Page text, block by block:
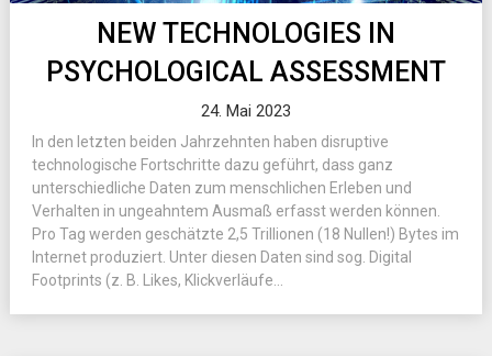
NEW TECHNOLOGIES IN
PSYCHOLOGICAL ASSESSMENT
24. Mai 2023
In den letzten beiden Jahrzehnten haben disruptive
technologische Fortschritte dazu geführt, dass ganz
unterschiedliche Daten zum menschlichen Erleben und
Verhalten in ungeahntem Ausmaß erfasst werden können.
Pro Tag werden geschätzte 2,5 Trillionen (18 Nullen!) Bytes im
Internet produziert. Unter diesen Daten sind sog. Digital
Footprints (z. B. Likes, Klickverläufe...